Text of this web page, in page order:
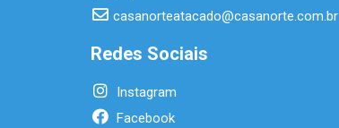
casanorteatacado@casanorte.com.br
Redes Sociais
Instagram
Facebook